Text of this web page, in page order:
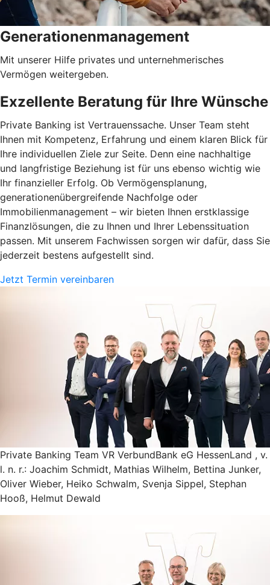
Generationenmanagement
Mit unserer Hilfe privates und unternehmerisches
Vermögen weitergeben.
Exzellente Beratung für Ihre Wünsche
Private Banking ist Vertrauenssache. Unser Team steht
Ihnen mit Kompetenz, Erfahrung und einem klaren Blick für
Ihre individuellen Ziele zur Seite. Denn eine nachhaltige
und langfristige Beziehung ist für uns ebenso wichtig wie
Ihr finanzieller Erfolg. Ob Vermögensplanung,
generationenübergreifende Nachfolge oder
Immobilienmanagement – wir bieten Ihnen erstklassige
Finanzlösungen, die zu Ihnen und Ihrer Lebenssituation
passen. Mit unserem Fachwissen sorgen wir dafür, dass Sie
jederzeit bestens aufgestellt sind.
Jetzt Termin vereinbaren
Private Banking Team VR VerbundBank eG HessenLand , v.
l. n. r.: Joachim Schmidt, Mathias Wilhelm, Bettina Junker,
Oliver Wieber, Heiko Schwalm, Svenja Sippel, Stephan
Hooß, Helmut Dewald